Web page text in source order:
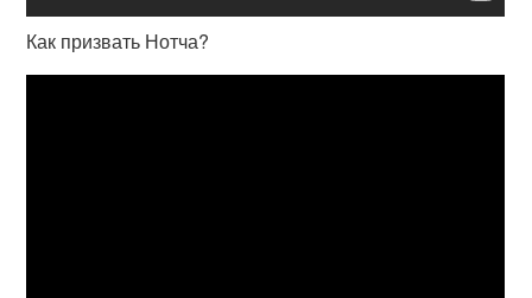
Как призвать Нотча?